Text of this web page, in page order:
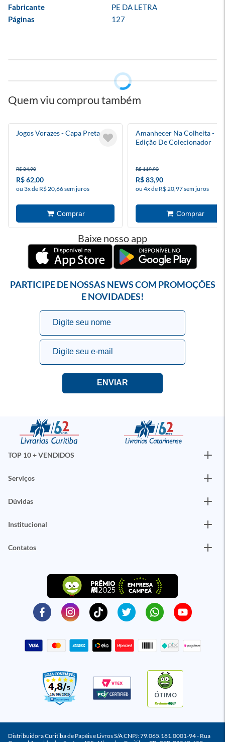
Fabricante
PE DA LETRA
Páginas
127
Quem viu comprou também
Jogos Vorazes - Capa Preta
R$ 84,90
R$ 62,00
ou 3x de R$ 20,66 sem juros
Amanhecer Na Colheita -
Edição De Colecionador
R$ 119,90
R$ 83,90
ou 4x de R$ 20,97 sem juros
Baixe nosso app
PARTICIPE DE NOSSAS NEWS COM PROMOÇÕES
E NOVIDADES!
TOP 10 + VENDIDOS
Serviços
Dúvidas
Institucional
Contatos
ÓTIMO
Distribuidora Curitiba de Papéis e Livros S/A CNPJ: 79.065.181.0001-94 - Rua